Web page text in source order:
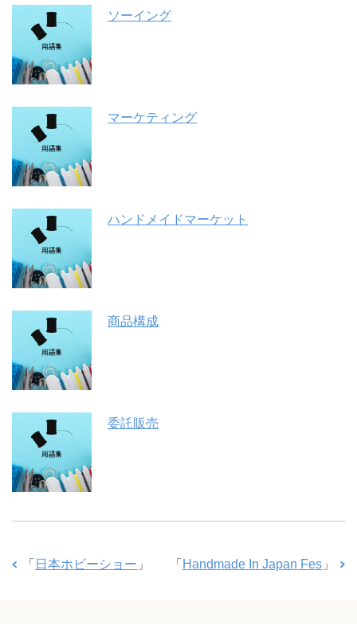
ソーイング
マーケティング
ハンドメイドマーケット
商品構成
委託販売
「 Handmade In Japan Fes 」
「 日本ホビーショー 」